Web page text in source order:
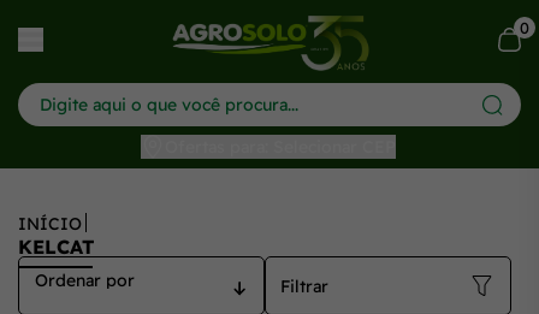
0
INÍCIO
KELCAT
Filtrar